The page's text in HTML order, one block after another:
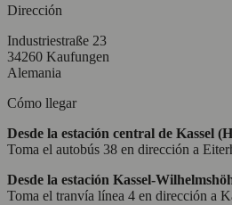
Dirección
Industriestraße 23
34260 Kaufungen
Alemania
Cómo llegar
Desde la estación central de Kassel
Toma el autobús 38 en dirección a
Desde la estación Kassel-
Toma el tranvía línea 4 en dirección a